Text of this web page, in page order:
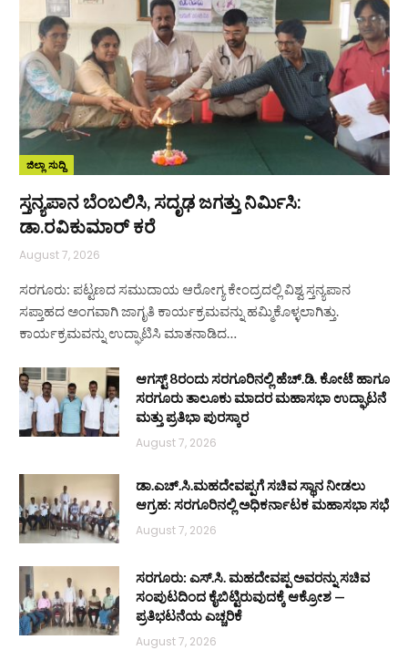
ಜಿಲ್ಲಾ ಸುದ್ದಿ
ಸ್ತನ್ಯಪಾನ ಬೆಂಬಲಿಸಿ, ಸದೃಢ ಜಗತ್ತು ನಿರ್ಮಿಸಿ:
ಡಾ.ರವಿಕುಮಾರ್ ಕರೆ
August 7, 2026
ಸರಗೂರು: ಪಟ್ಟಣದ ಸಮುದಾಯ ಆರೋಗ್ಯ ಕೇಂದ್ರದಲ್ಲಿ ವಿಶ್ವ ಸ್ತನ್ಯಪಾನ
ಸಪ್ತಾಹದ ಅಂಗವಾಗಿ ಜಾಗೃತಿ ಕಾರ್ಯಕ್ರಮವನ್ನು ಹಮ್ಮಿಕೊಳ್ಳಲಾಗಿತ್ತು.
ಕಾರ್ಯಕ್ರಮವನ್ನು ಉದ್ಘಾಟಿಸಿ ಮಾತನಾಡಿದ…
ಆಗಸ್ಟ್ 8ರಂದು ಸರಗೂರಿನಲ್ಲಿ ಹೆಚ್.ಡಿ. ಕೋಟೆ ಹಾಗೂ
ಸರಗೂರು ತಾಲೂಕು ಮಾದರ ಮಹಾಸಭಾ ಉದ್ಘಾಟನೆ
ಮತ್ತು ಪ್ರತಿಭಾ ಪುರಸ್ಕಾರ
August 7, 2026
ಡಾ.ಎಚ್.ಸಿ.ಮಹದೇವಪ್ಪಗೆ ಸಚಿವ ಸ್ಥಾನ ನೀಡಲು
ಆಗ್ರಹ: ಸರಗೂರಿನಲ್ಲಿ ಅಧಿಕರ್ನಾಟಕ ಮಹಾಸಭಾ ಸಭೆ
August 7, 2026
ಸರಗೂರು: ಎಸ್.ಸಿ. ಮಹದೇವಪ್ಪ ಅವರನ್ನು ಸಚಿವ
ಸಂಪುಟದಿಂದ ಕೈಬಿಟ್ಟಿರುವುದಕ್ಕೆ ಆಕ್ರೋಶ —
ಪ್ರತಿಭಟನೆಯ ಎಚ್ಚರಿಕೆ
August 7, 2026